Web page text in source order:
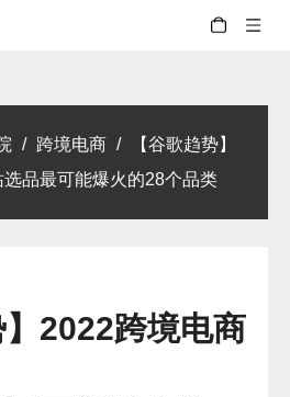
/ 跨境电商 /
【谷歌趋势】
品最可能爆火的28个品类
】2022跨境电商